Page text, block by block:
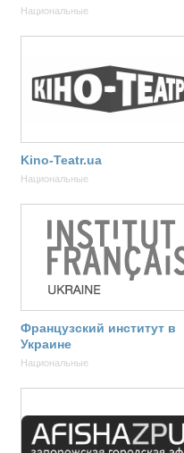
Национальные
Kino-Teatr.ua
Национальные
Французский институт в
Украине
Национальные